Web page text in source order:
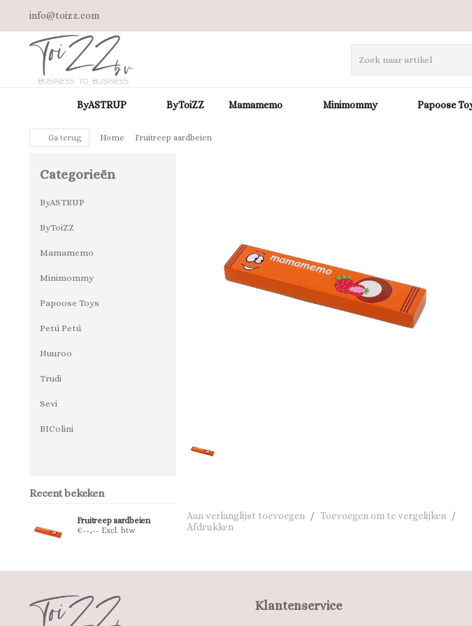
info@toizz.com
ByASTRUP ByToiZZ Mamamemo Minimommy Papoose
Ga terug Home Fruitreep aardbeien
Categorieën
ByASTRUP
ByToiZZ
Mamamemo
Minimommy
Papoose Toys
Petú Petú
Nuuroo
Trudi
Sevi
BIColini
Recent bekeken
Fruitreep aardbeien
€--,-- Excl. btw
Aan verlanglijst toevoegen / Toevoegen om te vergelijken
/
Afdrukken
Klantenservice